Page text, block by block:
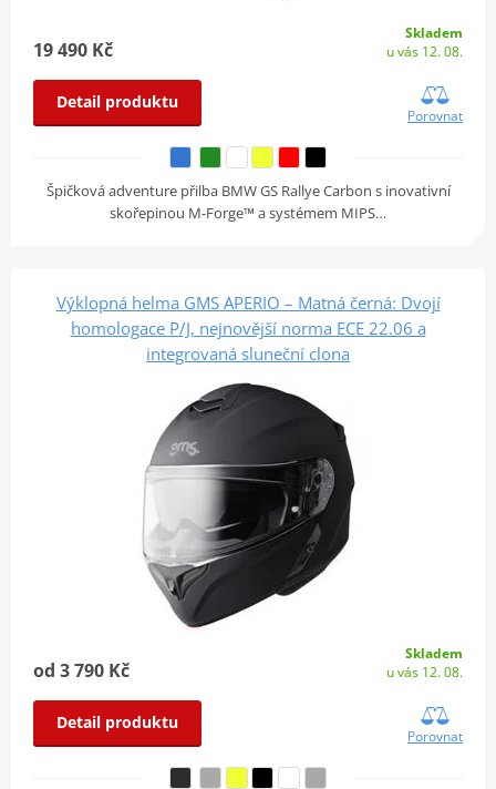
19 490 Kč
Skladem
u vás 12. 08.
Detail produktu
Porovnat
Špičková adventure přilba BMW GS Rallye Carbon s inovativní
skořepinou M-Forge™ a systémem MIPS…
Výklopná helma GMS APERIO – Matná černá: Dvojí
homologace P/J, nejnovější norma ECE 22.06 a
integrovaná sluneční clona
od 3 790 Kč
Skladem
u vás 12. 08.
Detail produktu
Porovnat